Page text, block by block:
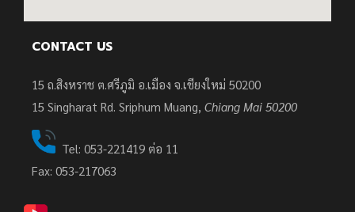
CONTACT US
15 ถ.สิงหราช ต.ศรีภูมิ อ.เมือง จ.เชียงใหม่ 50200
15 Singharat Rd. Sriphum Muang, Chiang Mai 50200
Tel: 053-221419 ต่อ 11
Fax: 053-217063